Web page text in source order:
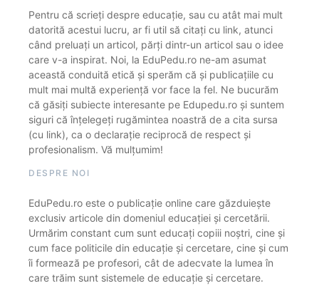
Pentru că scrieți despre educație, sau cu atât mai mult
datorită acestui lucru, ar fi util să citați cu link, atunci
când preluați un articol, părți dintr-un articol sau o idee
care v-a inspirat. Noi, la EduPedu.ro ne-am asumat
această conduită etică și sperăm că și publicațiile cu
mult mai multă experiență vor face la fel. Ne bucurăm
că găsiți subiecte interesante pe Edupedu.ro și suntem
siguri că înțelegeți rugămintea noastră de a cita sursa
(cu link), ca o declarație reciprocă de respect și
profesionalism. Vă mulțumim!
DESPRE NOI
EduPedu.ro este o publicație online care găzduiește
exclusiv articole din domeniul educației și cercetării.
Urmărim constant cum sunt educați copiii noștri, cine și
cum face politicile din educație și cercetare, cine și cum
îi formează pe profesori, cât de adecvate la lumea în
care trăim sunt sistemele de educație și cercetare.